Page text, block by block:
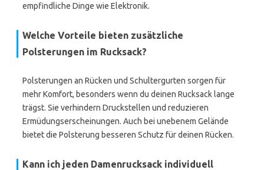
empfindliche Dinge wie Elektronik.
Welche Vorteile bieten zusätzliche
Polsterungen im Rucksack?
Polsterungen an Rücken und Schultergurten sorgen für
mehr Komfort, besonders wenn du deinen Rucksack lange
trägst. Sie verhindern Druckstellen und reduzieren
Ermüdungserscheinungen. Auch bei unebenem Gelände
bietet die Polsterung besseren Schutz für deinen Rücken.
Kann ich jeden Damenrucksack individuell